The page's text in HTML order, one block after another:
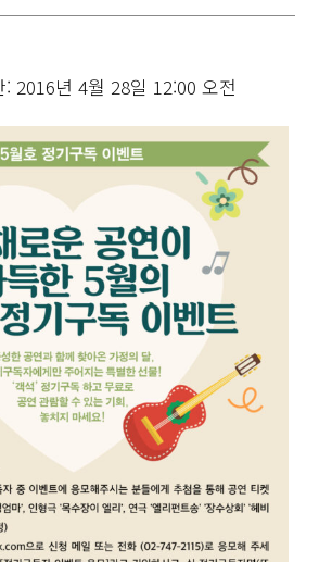
2016년 4월 28일 12:00 오전